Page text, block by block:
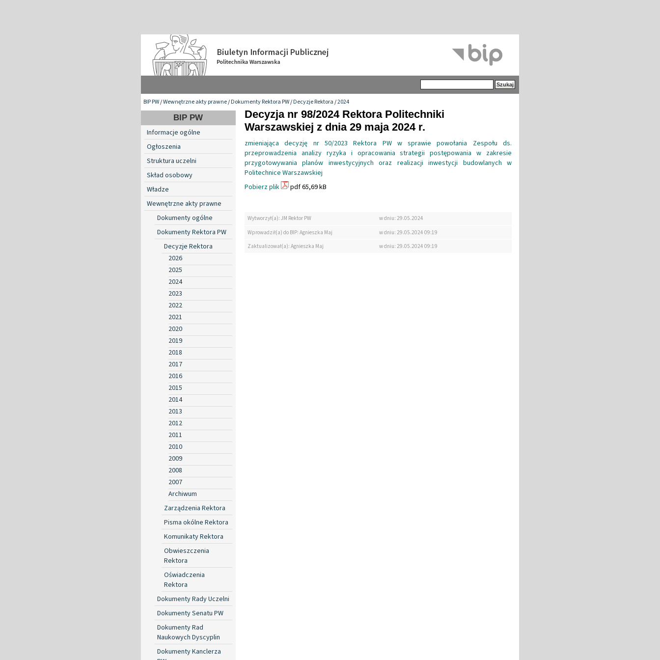
BIP PW/Wewnętrzne akty prawne/Dokumenty Rektora PW/Decyzje Rektora/2024
BIP PW
Informacje ogólne
Ogłoszenia
Struktura uczelni
Skład osobowy
Władze
Wewnętrzne akty prawne
Dokumenty ogólne
Dokumenty Rektora PW
Decyzje Rektora
2026
2025
2024
2023
2022
2021
2020
2019
2018
2017
2016
2015
2014
2013
2012
2011
2010
2009
2008
2007
Archiwum
Zarządzenia Rektora
Pisma okólne Rektora
Komunikaty Rektora
Obwieszczenia
Rektora
Oświadczenia
Rektora
Dokumenty Rady Uczelni
Dokumenty Senatu PW
Dokumenty Rad
Naukowych Dyscyplin
Dokumenty Kanclerza
Decyzja nr 98/2024 Rektora Politechniki
Warszawskiej z dnia 29 maja 2024 r.
zmieniająca decyzję nr 50/2023 Rektora PW w sprawie powołania Zespołu ds.
przeprowadzenia analizy ryzyka i opracowania strategii postępowania w zakresie
przygotowywania planów inwestycyjnych oraz realizacji inwestycji budowlanych w
Politechnice Warszawskiej
Pobierz plik
pdf 65,69 kB
Wytworzył(a): JM Rektor PW
w dniu: 29.05.2024
Wprowadził(a) do BIP: Agnieszka Maj
w dniu: 29.05.2024 09:19
Zaktualizował(a): Agnieszka Maj
w dniu: 29.05.2024 09:19